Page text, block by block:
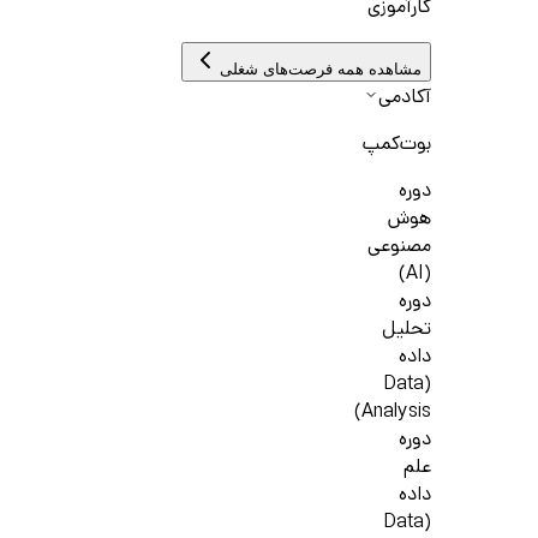
کارآموزی
مشاهده همه فرصت‌های شغلی
آکادمی
بوت‌کمپ
دوره
هوش
مصنوعی
(AI)
دوره
تحلیل
داده
(Data
Analysis)
دوره
علم
داده
(Data